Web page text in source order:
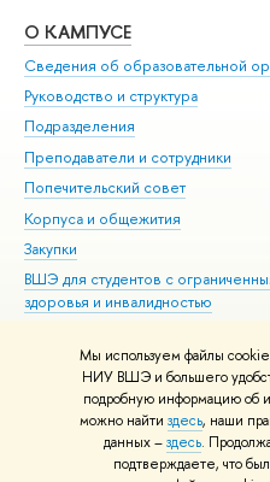
Мы используем файлы
НИУ ВШЭ и большего
подробную информацию об
можно найти здесь, наши
данных –здесь.
подтверждаете, что
О КАМПУСЕ
Сведения об образовательной
Руководство и структура
Подразделения
Преподаватели и сотрудники
Попечительский совет
Корпуса и общежития
Закупки
ВШЭ для студентов с
здоровья и инвалидностью
Единая платежная страница